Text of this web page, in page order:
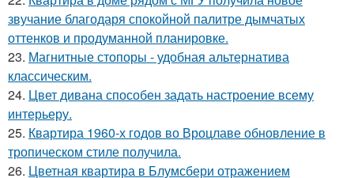
звучание благодаря спокойной палитре дымчатых
оттенков и продуманной планировке.
23. Магнитные стопоры - удобная альтернатива
классическим.
24. Цвет дивана способен задать настроение всему
интерьеру.
25. Квартира 1960-х годов во Вроцлаве обновление в
тропическом стиле получила.
26. Цветная квартира в Блумсбери отражением